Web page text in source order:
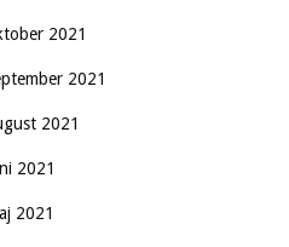
2021
2021
2021
2021
2021